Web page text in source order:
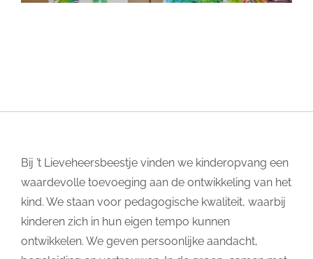
Bij ’t Lieveheersbeestje vinden we kinderopvang een
waardevolle toevoeging aan de ontwikkeling van het
kind. We staan voor pedagogische kwaliteit, waarbij
kinderen zich in hun eigen tempo kunnen
ontwikkelen. We geven persoonlijke aandacht,